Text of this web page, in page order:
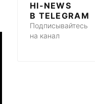
HI-NEWS
В TELEGRAM
Подписывайтесь
на канал